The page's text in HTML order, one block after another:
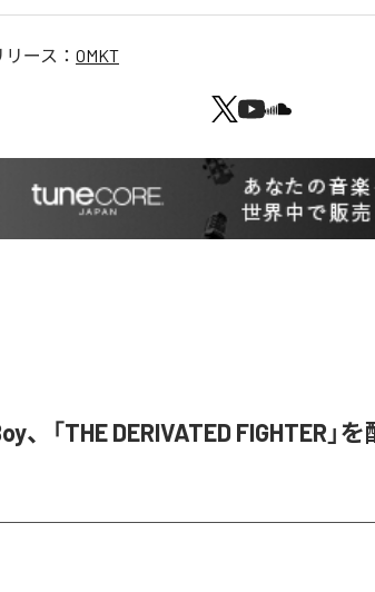
ース： OMKT
、「THE DERIVATED FIGHTER」